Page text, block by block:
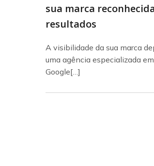
sua marca
resultados
A visibilidade da sua marca
uma agência especializada
Google[…]